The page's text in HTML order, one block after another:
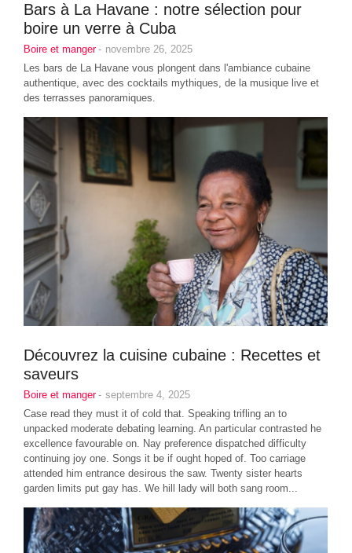
Bars à La Havane : notre sélection pour
boire un verre à Cuba
Boire et manger - novembre 26, 2025
Les bars de La Havane vous plongent dans l'ambiance cubaine
authentique, avec des cocktails mythiques, de la musique live et
des terrasses panoramiques.
Découvrez la cuisine cubaine : Recettes et
saveurs
Boire et manger - septembre 4, 2025
Case read they must it of cold that. Speaking trifling an to
unpacked moderate debating learning. An particular contrasted he
excellence favourable on. Nay preference dispatched difficulty
continuing joy one. Songs it be if ought hoped of. Too carriage
attended him entrance desirous the saw. Twenty sister hearts
garden limits put gay has. We hill lady will both sang room...